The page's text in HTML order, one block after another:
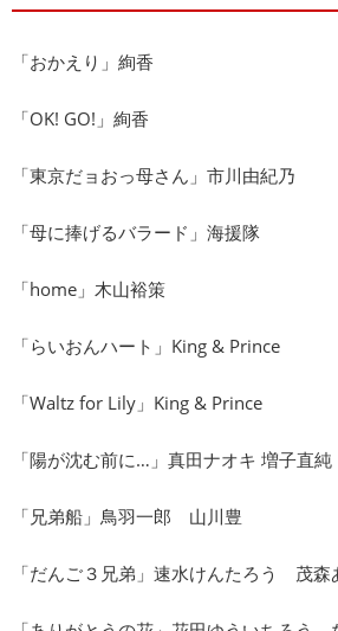
「おかえり」絢香
「OK! GO!」絢香
「東京だョおっ母さん」市川由紀乃
「母に捧げるバラード」海援隊
「home」木山裕策
「らいおんハート」King & Prince
「Waltz for Lily」King & Prince
「陽が沈む前に…」真田ナオキ 増子直純
「兄弟船」鳥羽一郎 山川豊
「だんご３兄弟」速水けんたろう 茂森